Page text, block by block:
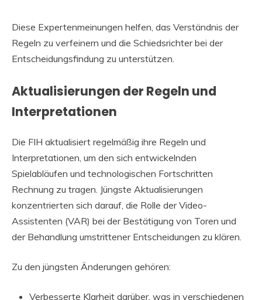
Diese Expertenmeinungen helfen, das Verständnis der
Regeln zu verfeinern und die Schiedsrichter bei der
Entscheidungsfindung zu unterstützen.
Aktualisierungen der Regeln und
Interpretationen
Die FIH aktualisiert regelmäßig ihre Regeln und
Interpretationen, um den sich entwickelnden
Spielabläufen und technologischen Fortschritten
Rechnung zu tragen. Jüngste Aktualisierungen
konzentrierten sich darauf, die Rolle der Video-
Assistenten (VAR) bei der Bestätigung von Toren und
der Behandlung umstrittener Entscheidungen zu klären.
Zu den jüngsten Änderungen gehören:
Verbesserte Klarheit darüber, was in verschiedenen